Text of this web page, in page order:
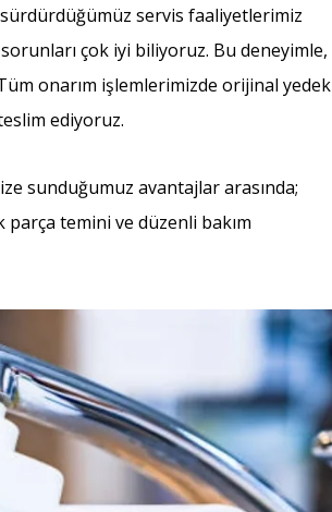
servis faaliyetlerimiz
sorunları çok iyi biliyoruz. Bu deneyimle,
onarım işlemlerimizde orijinal yedek
ediyoruz.
sunduğumuz avantajlar arasında;
temini ve düzenli bakım